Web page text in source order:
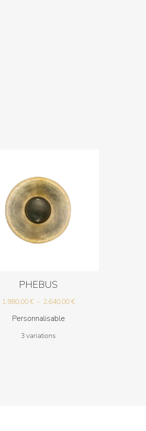
PHEBUS
1.980,00€ – 2.640,00€Plage
Personnalisable
3 variations